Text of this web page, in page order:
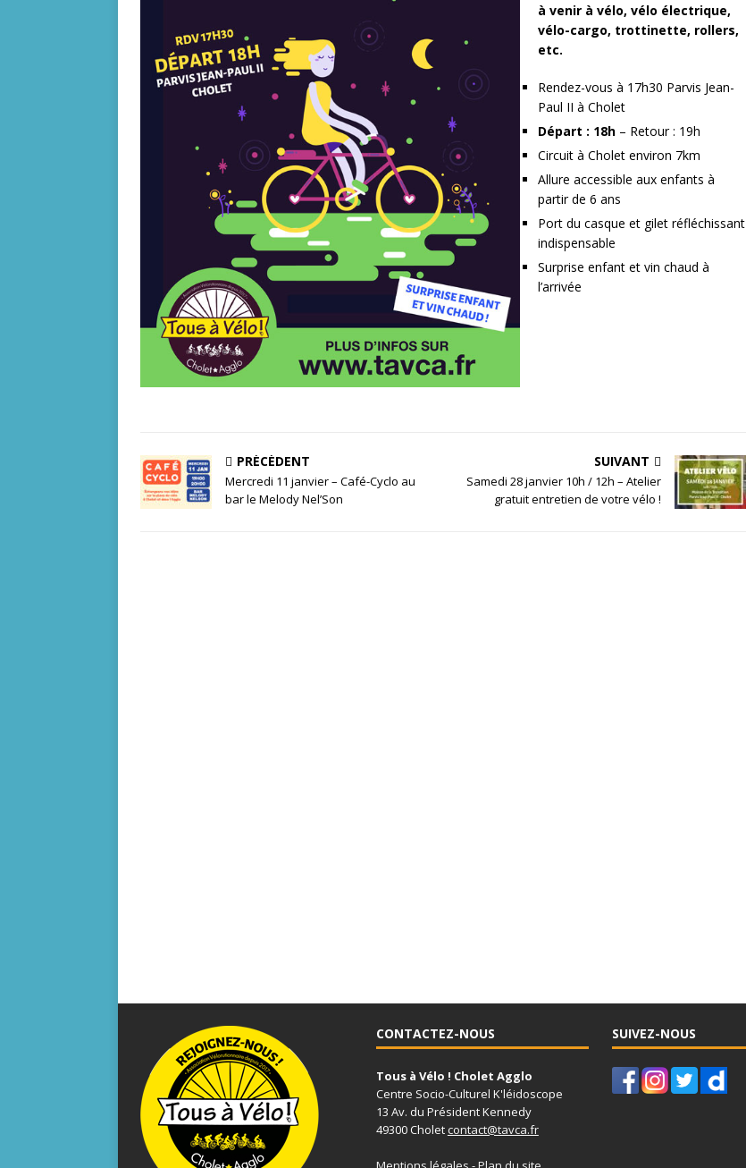
à venir à vélo, vélo électrique,
vélo-cargo, trottinette, rollers,
etc.
Rendez-vous à 17h30 Parvis Jean-
Paul II à Cholet
Départ : 18h – Retour : 19h
Circuit à Cholet environ 7km
Allure accessible aux enfants à
partir de 6 ans
Port du casque et gilet réfléchissant
indispensable
Surprise enfant et vin chaud à
l’arrivée
PRÉCÉDENT
Mercredi 11 janvier – Café-Cyclo au
bar le Melody Nel’Son
SUIVANT
Samedi 28 janvier 10h / 12h – Atelier
gratuit entretien de votre vélo !
CONTACTEZ-NOUS
Tous à Vélo ! Cholet Agglo
Centre Socio-Culturel K'léidoscope
13 Av. du Président Kennedy
49300 Choletcontact@tavca.fr
SUIVEZ-NOUS